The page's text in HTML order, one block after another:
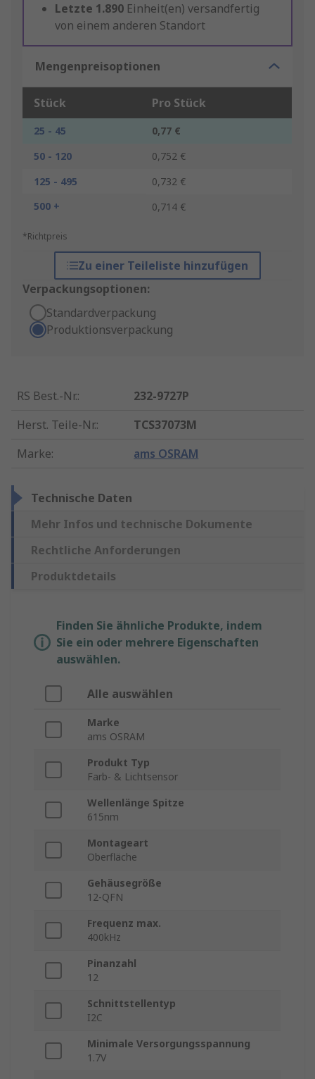
Letzte 1.890 Einheit(en) versandfertig
von einem anderen Standort
Mengenpreisoptionen
Stück Pro Stück
25 - 45
0,77 €
50 - 120
0,752 €
125 - 495
0,732 €
500 +
0,714 €
*Richtpreis
Zu einer Teileliste hinzufügen
Verpackungsoptionen:
Standardverpackung
Produktionsverpackung
RS Best.-Nr.:
232-9727P
Herst. Teile-Nr.:
TCS37073M
Marke: ams OSRAM
Technische Daten
Mehr Infos und technische Dokumente
Rechtliche Anforderungen
Produktdetails
Finden Sie ähnliche Produkte, indem
Sie ein oder mehrere Eigenschaften
auswählen.
Alle auswählen
Marke
ams OSRAM
Produkt Typ
Farb- & Lichtsensor
Wellenlänge Spitze
615nm
Montageart
Oberfläche
Gehäusegröße
12-QFN
Frequenz max.
400kHz
Pinanzahl
12
Schnittstellentyp
I2C
Minimale Versorgungsspannung
1.7V